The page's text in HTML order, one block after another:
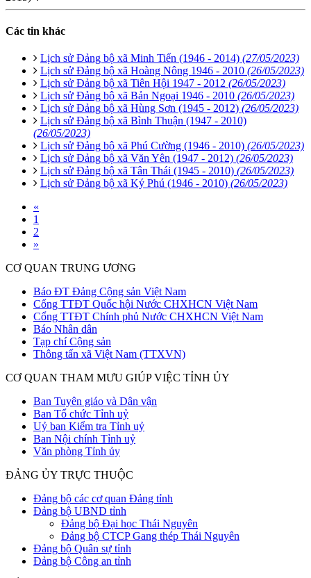
Các tin khác
Lịch sử Đảng bộ xã Minh Tiến (1946 - 2014) (27/05/2023)
Lịch sử Đảng bộ xã Hoàng Nông 1946 - 2010 (26/05/2023)
Lịch sử Đảng bộ xã Tiên Hội 1947 - 2012 (26/05/2023)
Lịch sử Đảng bộ xã Bản Ngoại 1946 - 2010 (26/05/2023)
Lịch sử Đảng bộ xã Hùng Sơn (1945 - 2012) (26/05/2023)
Lịch sử Đảng bộ xã Bình Thuận (1947 - 2010)
(26/05/2023)
Lịch sử Đảng bộ xã Phú Cường (1946 - 2010) (26/05/2023)
Lịch sử Đảng bộ xã Văn Yên (1947 - 2012) (26/05/2023)
Lịch sử Đảng bộ xã Tân Thái (1945 - 2010) (26/05/2023)
Lịch sử Đảng bộ xã Ký Phú (1946 - 2010) (26/05/2023)
«
1
2
»
CƠ QUAN TRUNG ƯƠNG
Báo ĐT Đảng Cộng sản Việt Nam
Cổng TTĐT Quốc hội Nước CHXHCN Việt Nam
Cổng TTĐT Chính phủ Nước CHXHCN Việt Nam
Báo Nhân dân
Tạp chí Cộng sản
Thông tấn xã Việt Nam (TTXVN)
CƠ QUAN THAM MƯU GIÚP VIỆC TỈNH ỦY
Ban Tuyên giáo và Dân vận
Ban Tổ chức Tỉnh uỷ
Uỷ ban Kiểm tra Tỉnh uỷ
Ban Nội chính Tỉnh uỷ
Văn phòng Tỉnh ủy
ĐẢNG ỦY TRỰC THUỘC
Đảng bộ các cơ quan Đảng tỉnh
Đảng bộ UBND tỉnh
Đảng bộ Đại học Thái Nguyên
Đảng bộ CTCP Gang thép Thái Nguyên
Đảng bộ Quân sự tỉnh
Đảng bộ Công an tỉnh